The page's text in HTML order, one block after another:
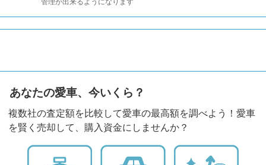
管理が出来るようになります
あなたの愛車、今いくら？
複数社の査定額を比較して愛車の最高額を調べよう！愛車
を賢く売却して、購入資金にしませんか？